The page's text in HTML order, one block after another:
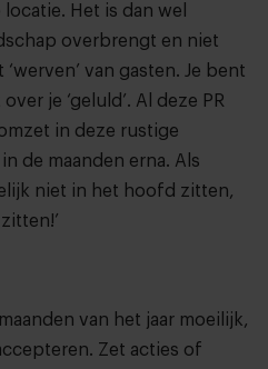
Het is dan wel
overbrengt en niet
van gasten. Je bent
je ‘geluld’. Al deze PR
in deze rustige
de maanden erna. Als
niet in het hoofd zitten,
van het jaar moeilijk,
Zet acties of